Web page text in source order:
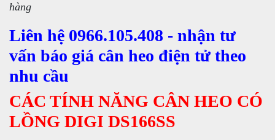
hàng
Liên hệ 0966.105.408 - nhận tư
vấn báo giá cân heo điện tử theo
nhu cầu
CÁC TÍNH NĂNG CÂN HEO CÓ
LỒNG DIGI DS166SS